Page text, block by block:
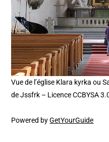
Vue de l’église Klara kyrka ou
de Jssfrk – Licence CCBYSA
Powered byGetYourGuide